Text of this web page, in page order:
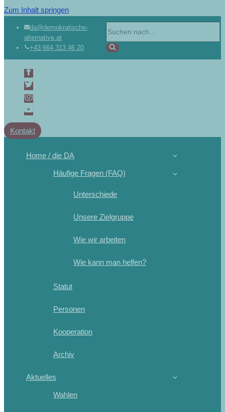
Zum Inhalt springen
da@demokratische-
alternative.at
+43 664 313 46 20
Kontakt
Home / die DA
Häufige Fragen (FAQ)
Unterschiede
Unsere Zielgruppe
Wie wir arbeiten
Wie kann man helfen?
Statut
Personen
Kooperation
Archiv
Aktuelles
Wahlen